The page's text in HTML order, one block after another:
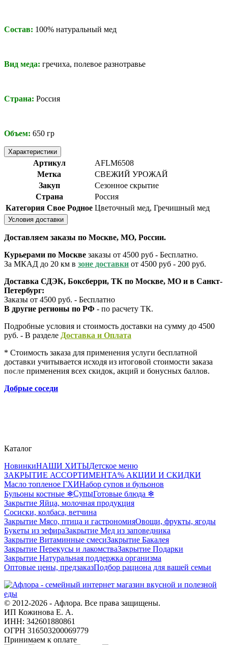
Состав: 100% натуральный мед
Вид меда: гречиха, полевое разнотравье
Страна: Россия
Объем: 650 гр
Характеристики
Артикул
AFLM6508
Метка
СВЕЖИЙ УРОЖАЙ
Закуп
Сезонное скрытие
Страна
Россия
Категория Свое Родное Цветочный мед, Гречишный мед
Условия доставки
Доставляем заказы по Москве, МО, России.
Курьерами по Москве заказы от 4500 руб - Бесплатно.
За МКАД до 20 км в зоне доставки от 4500 руб - 200 руб.
Доставка СДЭК, Боксберри, ТК по Москве, МО и в Санкт-
Петербург:
Заказы от 4500 руб. - Бесплатно
В другие регионы по РФ - по расчету ТК.
Подробные условия и стоимость доставки на сумму до 4500
руб. - В разделе Доставка и Оплата
* Стоимость заказа для применения услуги бесплатной
доставки учитывается исходя из итоговой стоимости заказа
после применения всех скидок, акций и бонусных баллов.
Добрые соседи
Каталог
НовинкиНАШИ ХИТЫДетское меню
ЗАКРЫТИЕ АССОРТИМЕНТА% АКЦИИ И СКИДКИ
Масло топленое ГХИНабор супов и бульонов
Бульоны костные ❄СупыГотовые блюда ❄
Закрытие Яйца, молочная продукция
Сосиски, колбаса, ветчина
Закрытие Мясо, птица и гастрономияОвощи, фрукты, ягоды
Букеты из зефираЗакрытие Мед из заповедника
Закрытие Витаминные смесиЗакрытие Бакалея
Закрытие Перекусы и лакомстваЗакрытие Подарки
Закрытие Натуральная поддержка организма
Оптовые цены, предзаказПодбор рациона для вашей семьи
© 2012-2026 - Афлора. Все права защищены.
ИП Кожинова Е. А.
ИНН: 342601880861
ОГРН 316503200069779
Принимаем к оплате